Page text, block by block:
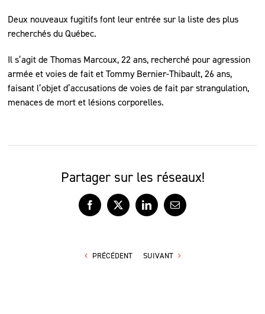
Deux nouveaux fugitifs font leur entrée sur la liste des plus
recherchés du Québec.
Il s’agit de Thomas Marcoux, 22 ans, recherché pour agression
armée et voies de fait et Tommy Bernier-Thibault, 26 ans,
faisant l’objet d’accusations de voies de fait par strangulation,
menaces de mort et lésions corporelles.
Partager sur les réseaux!
Facebook
X LinkedInCourriel
PRÉCÉDENT SUIVANT